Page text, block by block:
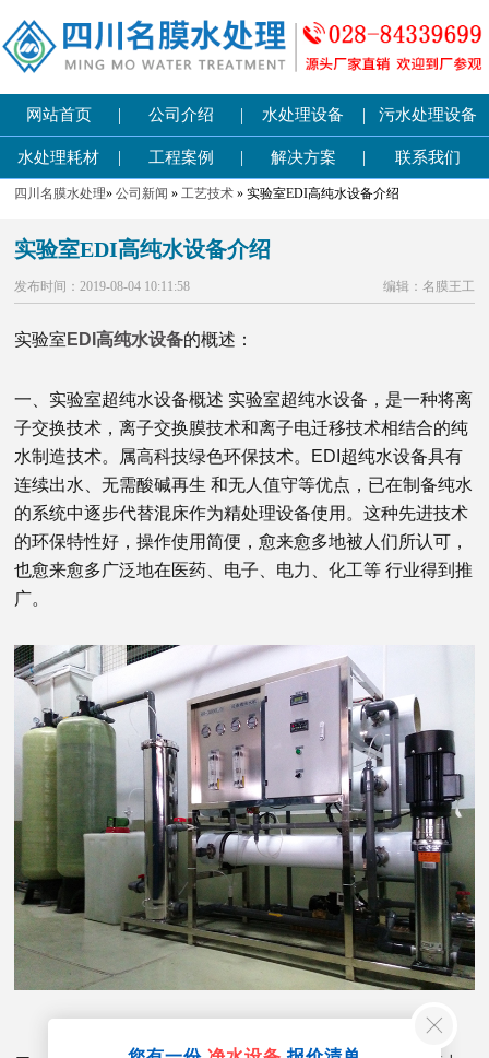
网站首页 | 公司介绍 | 水处理设备 | 污水处理设备
水处理耗材 | 工程案例 | 解决方案 | 联系我们
四川名膜水处理»公司新闻 »工艺技术 » 实验室EDI高纯水设备介绍
实验室EDI高纯水设备介绍
发布时间：2019-08-04 10:11:58 编辑：名膜王工
实验室 EDI高纯水设备的概述：
一、实验室超纯水设备概述 实验室超纯水设备，是一种将离
子交换技术，离子交换膜技术和离子电迁移技术相结合的纯
水制造技术。属高科技绿色环保技术。EDI超纯水设备具有
连续出水、无需酸碱再生 和无人值守等优点，已在制备纯水
的系统中逐步代替混床作为精处理设备使用。这种先进技术
的环保特性好，操作使用简便，愈来愈多地被人们所认可，
也愈来愈多广泛地在医药、电子、电力、化工等 行业得到推
广。